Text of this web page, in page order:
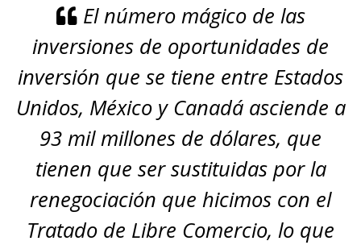
El número mágico de las
inversiones de oportunidades de
inversión que se tiene entre Estados
Unidos, México y Canadá asciende a
93 mil millones de dólares, que
tienen que ser sustituidas por la
renegociación que hicimos con el
Tratado de Libre Comercio, lo que